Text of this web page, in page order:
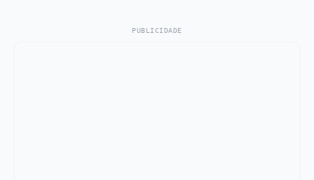
PUBLICIDADE